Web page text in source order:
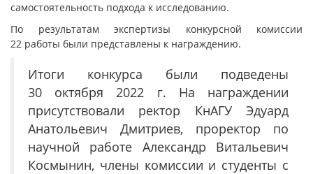
самостоятельность подхода к исследованию.
По результатам экспертизы конкурсной комиссии
22 работы были представлены к награждению.
Итоги конкурса были подведены
30 октября 2022 г. На награждении
присутствовали ректор КнАГУ Эдуард
Анатольевич Дмитриев, проректор по
научной работе Александр Витальевич
Космынин, члены комиссии и студенты с